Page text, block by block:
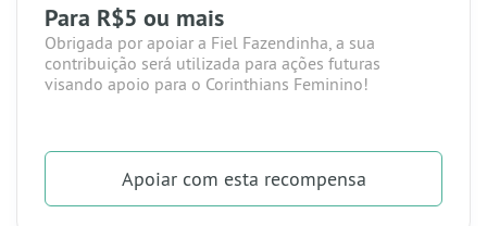
Para R$5 ou mais
Obrigada por apoiar a Fiel Fazendinha, a sua
contribuição será utilizada para ações futuras
visando apoio para o Corinthians Feminino!
Apoiarcom esta recompensa